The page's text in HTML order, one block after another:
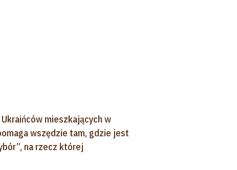
mieszkających w
wszędzie tam, gdzie jest
na rzecz której